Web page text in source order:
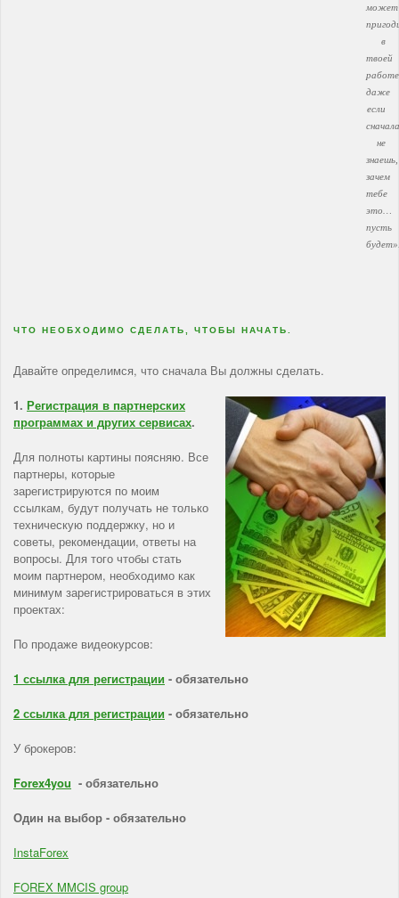
может
в
твоей
даже
если
сначала
не
знаешь,
зачем
тебе
это…
пусть
ЧТО НЕОБХОДИМО СДЕЛАТЬ, ЧТОБЫ НАЧАТЬ.
Давайте определимся, что сначала Вы должны сделать.
1. Регистрация в партнерских
программах и других сервисах.
Для полноты картины поясняю. Все
партнеры, которые
зарегистрируются по моим
ссылкам, будут получать не только
техническую поддержку, но и
советы, рекомендации, ответы на
вопросы. Для того чтобы стать
моим партнером, необходимо как
минимум зарегистрироваться в этих
проектах:
По продаже видеокурсов:
1 ссылка для регистрации - обязательно
2 ссылка для регистрации - обязательно
У брокеров:
Forex4you - обязательно
Один на выбор - обязательно
InstaForex
FOREX MMCIS group